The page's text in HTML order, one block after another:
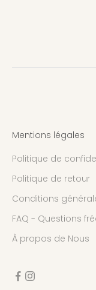
Mentions légales
Politique de
Politique de retour
Conditions
FAQ - Questions
À propos de Nous